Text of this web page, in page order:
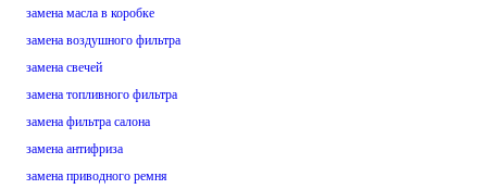
замена масла в коробке
замена воздушного фильтра
замена свечей
замена топливного фильтра
замена фильтра салона
замена антифриза
замена приводного ремня